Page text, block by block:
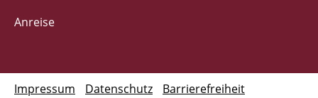
Anreise
Impressum Datenschutz Barrierefreiheit